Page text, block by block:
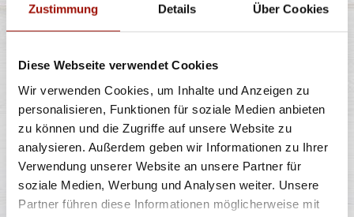
Zustimmung Details Über Cookies
Diese Webseite verwendet Cookies
Wir verwenden Cookies, um Inhalte und Anzeigen zu
personalisieren, Funktionen für soziale Medien anbieten
zu können und die Zugriffe auf unsere Website zu
analysieren. Außerdem geben wir Informationen zu Ihrer
Verwendung unserer Website an unsere Partner für
soziale Medien, Werbung und Analysen weiter. Unsere
Partner führen diese Informationen möglicherweise mit
6,99 €
PIZZABRÖTCHEN CHEESY
SCHINKEN
Pizzateig, Gouda, Hinterschinken